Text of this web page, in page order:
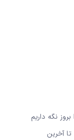
نگه داریم
تا آخرین